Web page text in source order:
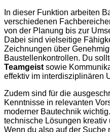
In dieser Funktion arbeiten
verschiedenen
von der Planung bis zur
Dabei sind vielseitige
Zeichnungen über
Baustellenkontrollen. Du
Teamgeist sowie
effektiv im interdisziplinären
Zudem sind für die
Kenntnisse in relevanten
moderner Bautechnik
technische Lösungen kreativ
Wenn du also auf der Suche